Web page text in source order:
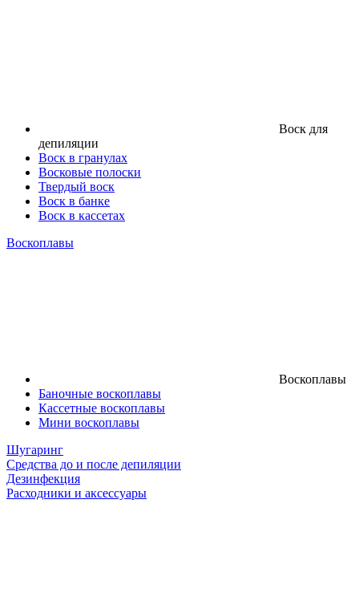
Воск для
депиляции
Воск в гранулах
Восковые полоски
Твердый воск
Воск в банке
Воск в кассетах
Воскоплавы
Воскоплавы
Баночные воскоплавы
Кассетные воскоплавы
Мини воскоплавы
Шугаринг
Средства до и после депиляции
Дезинфекция
Расходники и аксессуары